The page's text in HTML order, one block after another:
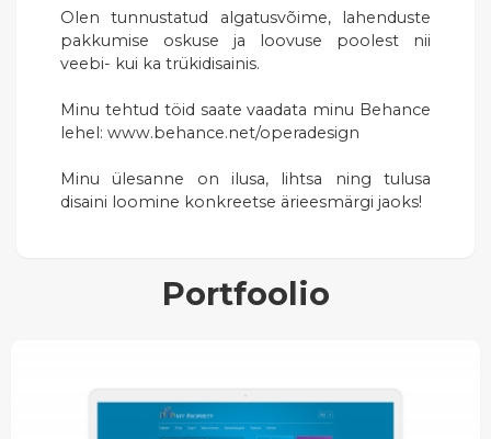
Olen tunnustatud algatusvõime, lahenduste
pakkumise oskuse ja loovuse poolest nii
veebi- kui ka trükidisainis.
Minu tehtud töid saate vaadata minu Behance
lehel: www.behance.net/operadesign
Minu ülesanne on ilusa, lihtsa ning tulusa
disaini loomine konkreetse ärieesmärgi jaoks!
Portfoolio